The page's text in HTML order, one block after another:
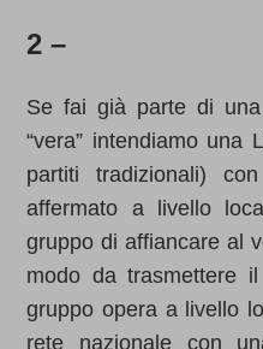
2 –
Se fai già parte di
“vera” intendiamo una
partiti tradizionali)
affermato a livello
gruppo di affiancare al
modo da trasmettere
gruppo opera a livello
rete nazionale con